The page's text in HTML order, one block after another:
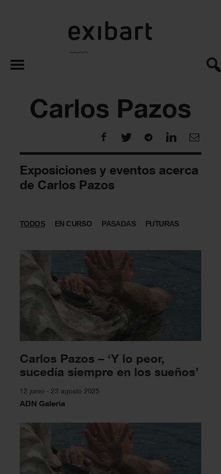
exibart.es
Carlos Pazos
Exposiciones y eventos acerca
de Carlos Pazos
TODOS EN CURSO PASADAS FUTURAS
Carlos Pazos – ‘Y lo peor,
sucedía siempre en los sueños’
12 junio - 23 agosto 2025
ADN Galeria